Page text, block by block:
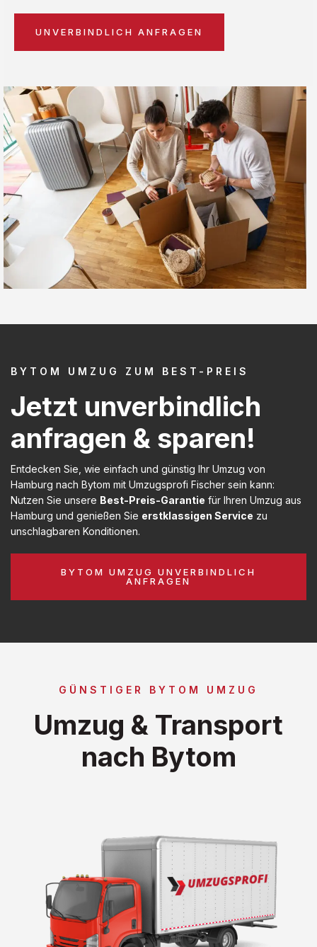
UNVERBINDLICH ANFRAGEN
BYTOM UMZUG ZUM BEST-PREIS
Jetzt unverbindlich
anfragen & sparen!
Entdecken Sie, wie einfach und günstig Ihr Umzug von
Hamburg nach Bytom mit Umzugsprofi Fischer sein kann:
Nutzen Sie unsere Best-Preis-Garantie für Ihren Umzug aus
Hamburg und genießen Sie erstklassigen Service zu
unschlagbaren Konditionen.
BYTOM UMZUG UNVERBINDLICH
ANFRAGEN
GÜNSTIGER BYTOM UMZUG
Umzug & Transport
nach Bytom